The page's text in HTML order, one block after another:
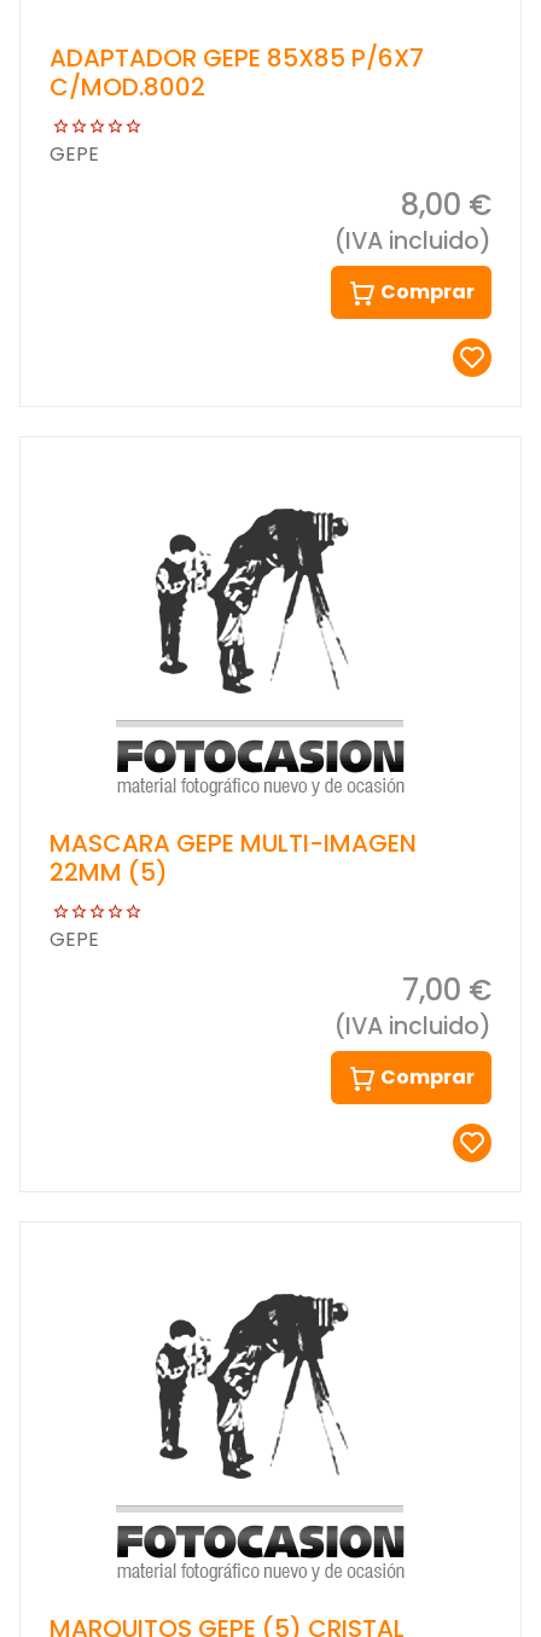
ADAPTADOR GEPE 85X85 P/6X7
C/MOD.8002
GEPE
8,00 €
(IVA incluido)
Comprar
MASCARA GEPE MULTI-IMAGEN
22MM (5)
GEPE
7,00 €
(IVA incluido)
Comprar
MARQUITOS GEPE (5) CRISTAL